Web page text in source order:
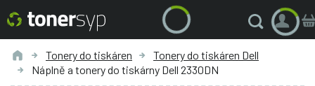
Tonery do tiskáren
Tonery do tiskáren Dell
Náplně a tonery do tiskárny Dell 2330DN